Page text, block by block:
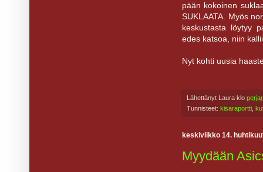
pään kokoinen
SUKLAATA. Myös
keskustasta löytyy
edes katsoa, niin
Nyt kohti uusia
Lähettänyt Laura klo
Tunnisteet: kisaraportti
keskiviikko 14.
Myydään